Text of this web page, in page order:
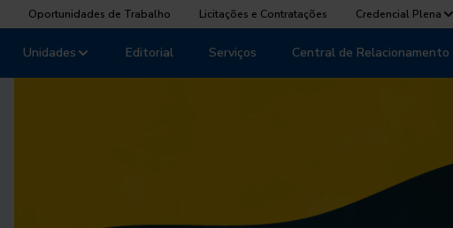
Oportunidades de Trabalho Licitações e Contratações Credencial Plena
Unidades Editorial Serviços Central de Relacionamento